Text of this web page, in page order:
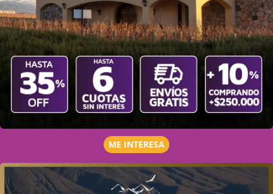
ME INTERESA